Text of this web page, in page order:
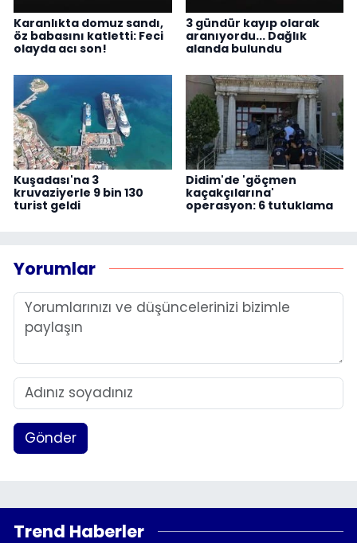
Karanlıkta domuz sandı,
öz babasını katletti: Feci
olayda acı son!
3 gündür kayıp olarak
aranıyordu... Dağlık
alanda bulundu
Kuşadası'na 3
kruvaziyerle 9 bin 130
turist geldi
Didim'de 'göçmen
kaçakçılarına'
operasyon: 6 tutuklama
Yorumlar
Gönder
Trend Haberler